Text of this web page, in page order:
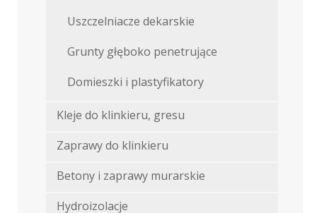
Uszczelniacze dekarskie
Grunty głęboko penetrujące
Domieszki i plastyfikatory
Kleje do klinkieru, gresu
Zaprawy do klinkieru
Betony i zaprawy murarskie
Hydroizolacje